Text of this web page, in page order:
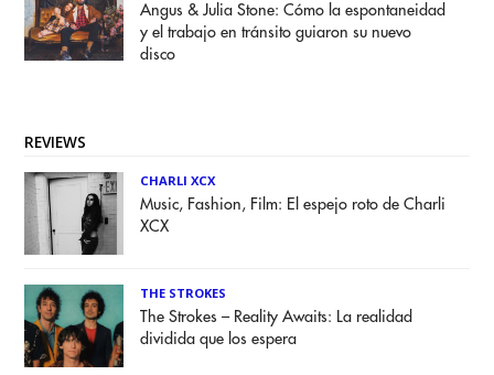
Angus & Julia Stone: Cómo la espontaneidad
y el trabajo en tránsito guiaron su nuevo
disco
REVIEWS
CHARLI XCX
Music, Fashion, Film: El espejo roto de Charli
XCX
THE STROKES
The Strokes – Reality Awaits: La realidad
dividida que los espera